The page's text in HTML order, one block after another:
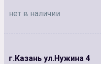
нет в наличии
г.Казань ул.Нужина 4